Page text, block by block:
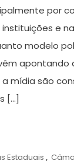
por
e
modelo
apontando
mídia são
[…]
Estaduais ,